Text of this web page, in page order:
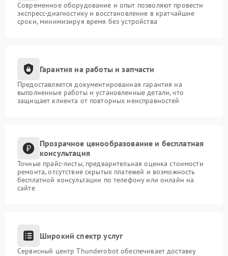
Современное оборудование и опыт позволяют провести
экспресс-диагностику и восстановление в кратчайшие
сроки, минимизируя время без устройства
Гарантия на работы и запчасти
Предоставляется документированная гарантия на
выполненные работы и установленные детали, что
защищает клиента от повторных неисправностей
Прозрачное ценообразование и бесплатная
консультация
Точные прайс-листы, предварительная оценка стоимости
ремонта, отсутствие скрытых платежей и возможность
бесплатной консультации по телефону или онлайн на
сайте
Широкий спектр услуг
Сервисный центр Thunderobot обеспечивает доставку